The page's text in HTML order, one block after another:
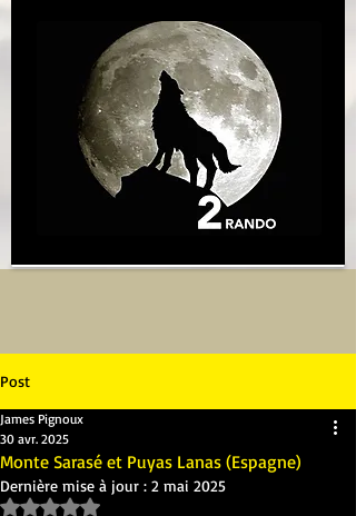
Post
Monte Sarasé et Puyas Lanas (Espagne)
James Pignoux
30 avr. 2025
Dernière mise à jour : 2 mai 2025
Noté NaN étoiles sur 5.